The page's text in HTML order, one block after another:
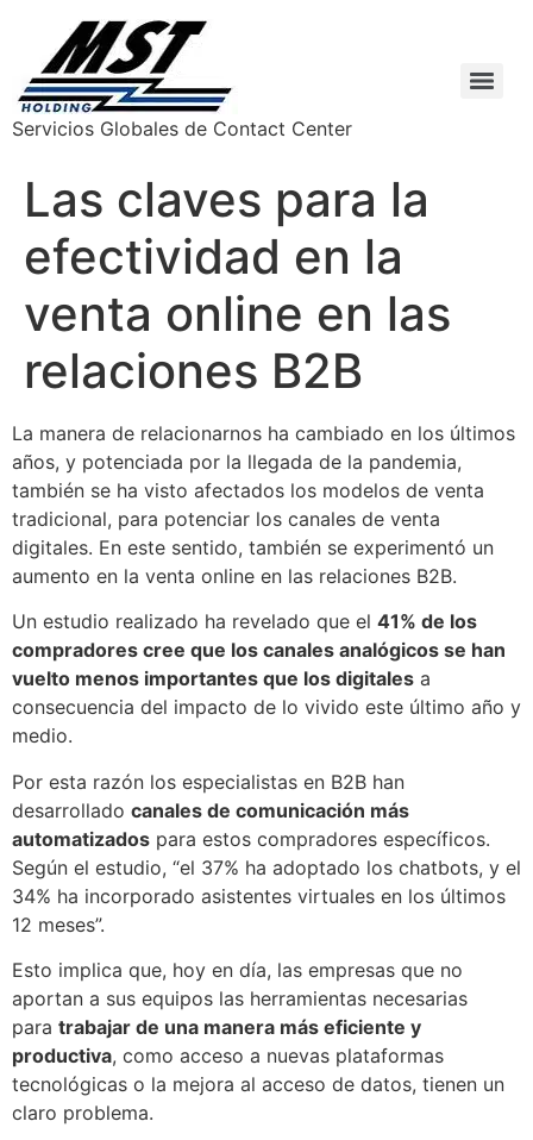
Servicios Globales de Contact Center
Las claves para la
efectividad en la
venta online en las
relaciones B2B
La manera de relacionarnos ha cambiado en los últimos
años, y potenciada por la llegada de la pandemia,
también se ha visto afectados los modelos de venta
tradicional, para potenciar los canales de venta
digitales. En este sentido, también se experimentó un
aumento en la venta online en las relaciones B2B.
Un estudio realizado ha revelado que el 41% de los
compradores cree que los canales analógicos se han
vuelto menos importantes que los digitales a
consecuencia del impacto de lo vivido este último año y
medio.
Por esta razón los especialistas en B2B han
desarrollado canales de comunicación más
automatizados para estos compradores específicos.
Según el estudio, “el 37% ha adoptado los chatbots, y el
34% ha incorporado asistentes virtuales en los últimos
12 meses”.
Esto implica que, hoy en día, las empresas que no
aportan a sus equipos las herramientas necesarias
para trabajar de una manera más eficiente y
productiva, como acceso a nuevas plataformas
tecnológicas o la mejora al acceso de datos, tienen un
claro problema.